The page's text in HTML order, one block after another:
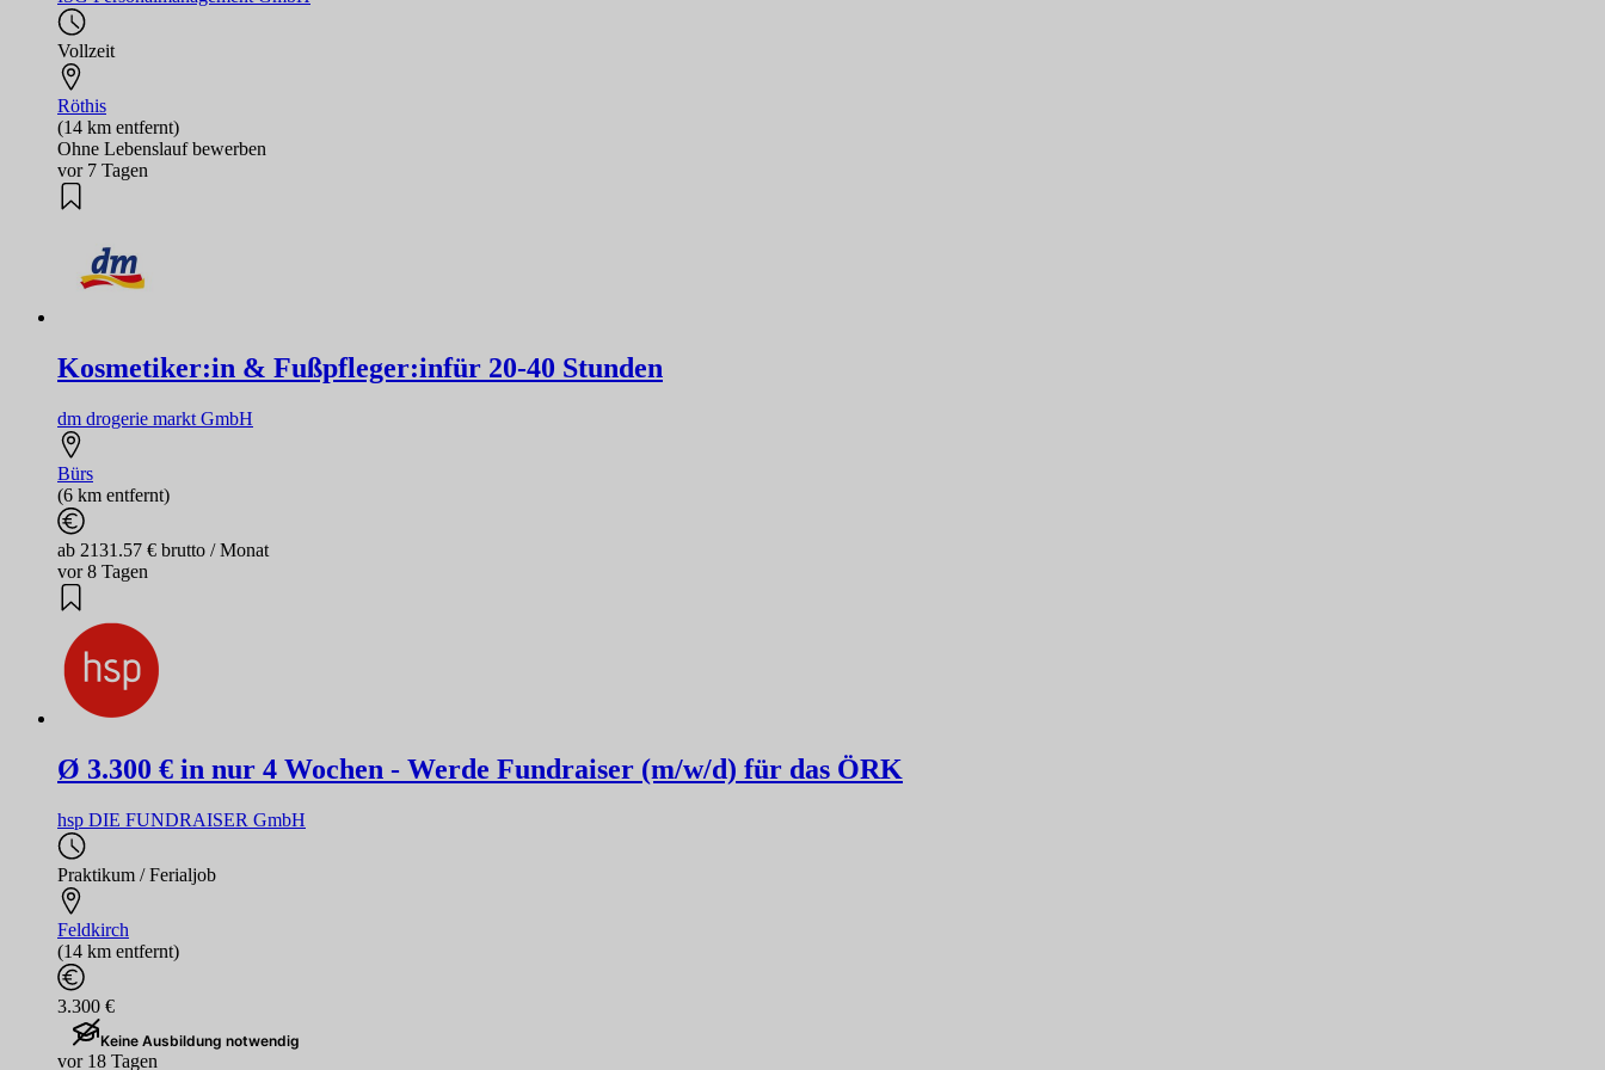
Vollzeit
Röthis
(14 km entfernt)
Ohne Lebenslauf bewerben
vor 7 Tagen
Kosmetiker:in & Fußpfleger:infür 20-40 Stunden
dm drogerie markt GmbH
Bürs
(6 km entfernt)
ab 2131.57 € brutto / Monat
vor 8 Tagen
Ø 3.300 € in nur 4 Wochen - Werde Fundraiser (m/w/d) für das ÖRK
hsp DIE FUNDRAISER GmbH
Praktikum / Ferialjob
Feldkirch
(14 km entfernt)
3.300 €
Keine Ausbildung notwendig
vor 18 Tagen